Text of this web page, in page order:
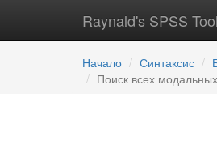
Raynald's SPSS
Начало Синтаксис
Поиск всех